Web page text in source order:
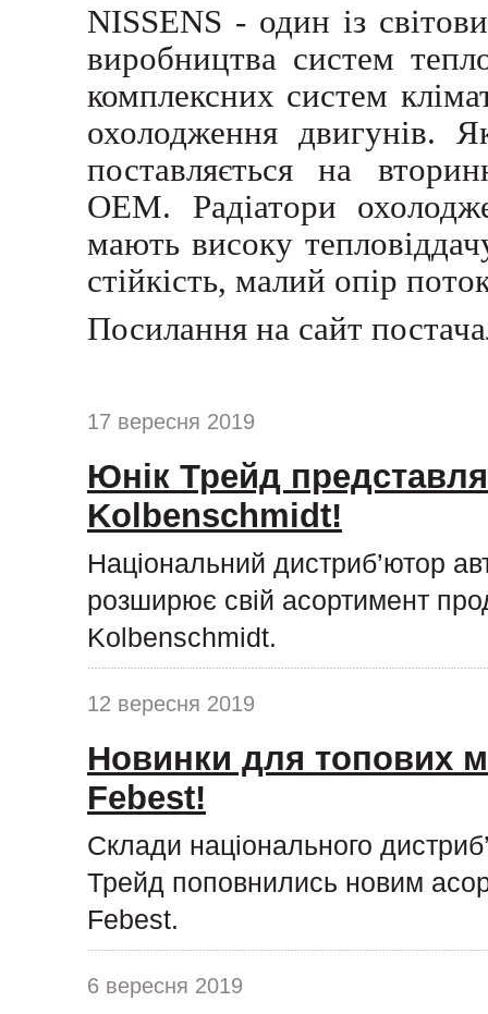
NISSENS - один із
виробництва систем
комплексних систем
охолодження двигунів.
поставляється на
OEM. Радіатори
мають високу
стійкість, малий опір
Посилання на сайт
17 вересня 2019
Юнік Трейд
Kolbenschmidt!
Національний дистриб’ютор
розширює свій асортимент
Kolbenschmidt.
12 вересня 2019
Новинки для топових
Febest!
Склади національного
Трейд поповнились новим
Febest.
6 вересня 2019